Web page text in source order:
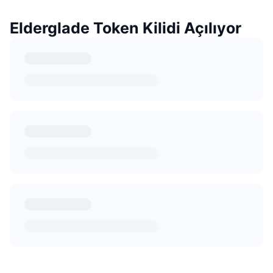
Elderglade Token Kilidi Açılıyor